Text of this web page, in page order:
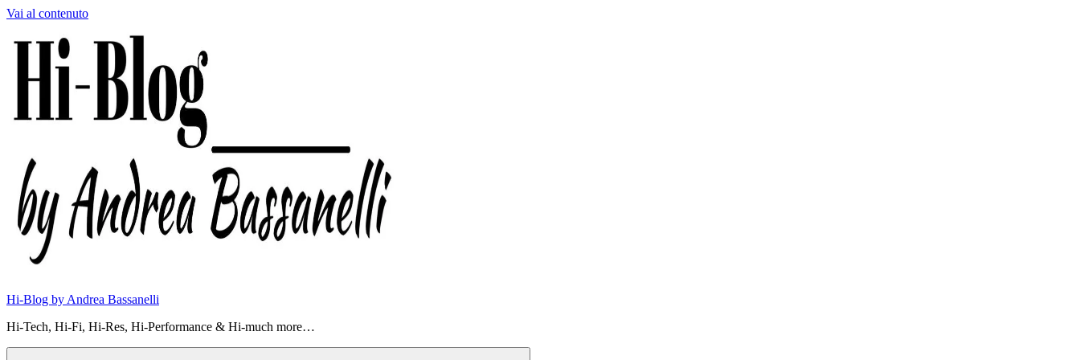
Vai al contenuto
Hi-Blog by Andrea Bassanelli
Hi-Tech, Hi-Fi, Hi-Res, Hi-Performance & Hi-much more…